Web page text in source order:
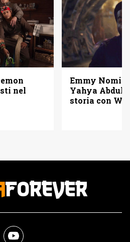
nel
Emmy
Yahya Abdul-
storia con